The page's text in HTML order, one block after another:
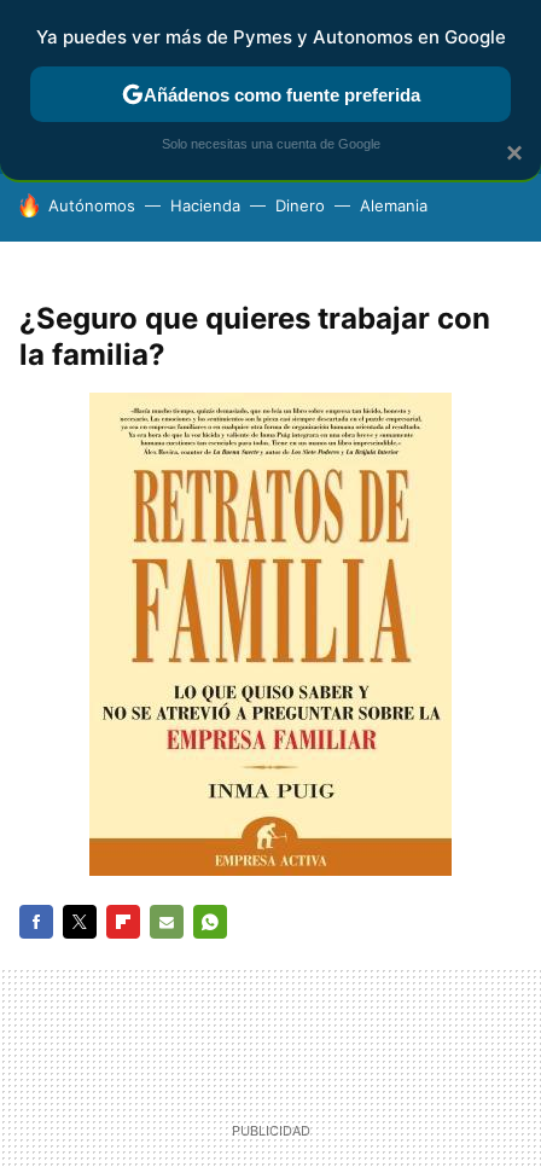
FISCALIDAD Y CONTABILIDAD KIT DIGITAL RENTA
HOY SE HABLA DE
Autónomos Hacienda Dinero Alemania
¿Seguro que quieres trabajar con
la familia?
MAIL
×
Ya puedes ver más de Pymes y Autonomos en Google
Añádenos como fuente preferida
Solo necesitas una cuenta de Google